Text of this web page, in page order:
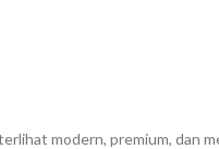
modern, premium, dan